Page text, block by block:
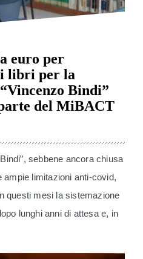
euro per
libri per la
Bindi”
del MiBACT
sebbene ancora chiusa
ampie limitazioni anti-covid,
questi mesi la sistemazione
lunghi anni di attesa e, in